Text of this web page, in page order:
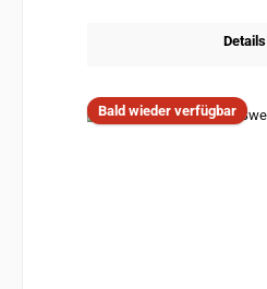
Details
Bald wieder verfügbar